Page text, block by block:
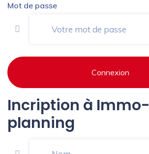
Mot de passe
Connexion
Incription à Immo-
planning